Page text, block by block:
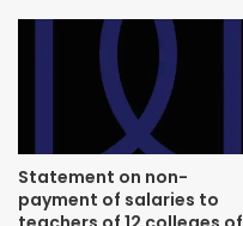
ही दो-चार होना पड़ता रहेगा
Statement on non-
payment of salaries to